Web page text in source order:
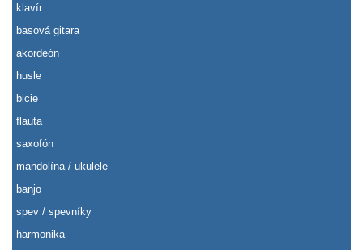
klavír
basová gitara
akordeón
husle
bicie
flauta
saxofón
mandolína / ukulele
banjo
spev / spevníky
harmonika